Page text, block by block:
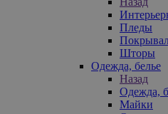
Пледы
Шторы
Одежда, белье
Назад
Одежда,
Майки